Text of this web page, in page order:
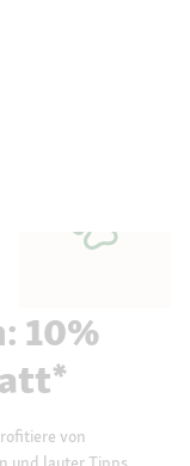
10%
von